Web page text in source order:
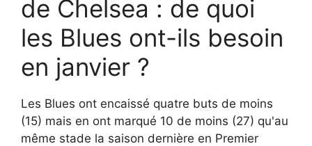
de Chelsea : de quoi
les Blues ont-ils besoin
en janvier ?
Les Blues ont encaissé quatre buts de moins
(15) mais en ont marqué 10 de moins (27) qu'au
même stade la saison dernière en Premier